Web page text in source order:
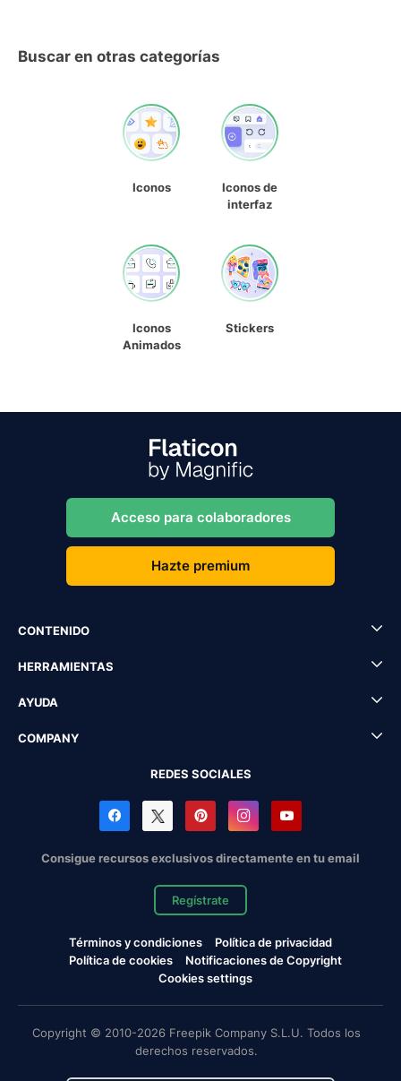
Buscar en otras categorías
Iconos
Iconos de
interfaz
Iconos
Animados
Stickers
Acceso para colaboradores
Hazte premium
CONTENIDO
HERRAMIENTAS
AYUDA
COMPANY
REDES SOCIALES
Consigue recursos exclusivos directamente en tu email
Regístrate
Términos y condiciones
Política de privacidad
Política de cookies
Notificaciones de Copyright
Cookies settings
Copyright © 2010-2026 Freepik Company S.L.U. Todos los
derechos reservados.